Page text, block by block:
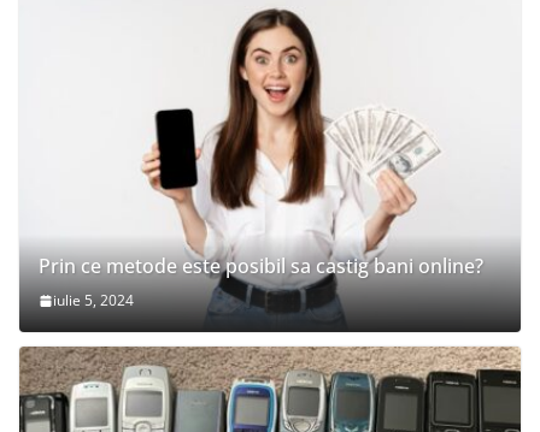
Prin ce metode este posibil sa castig bani online?
iulie 5, 2024